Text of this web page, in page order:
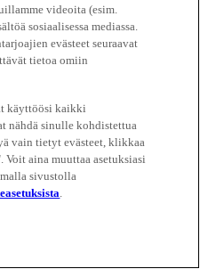
videoita (esim.
sosiaalisessa mediassa.
evästeet seuraavat
tietoa omiin
käyttöösi kaikki
nähdä sinulle kohdistettua
vain tietyt evästeet, klikkaa
Voit aina muuttaa asetuksiasi
sivustolla